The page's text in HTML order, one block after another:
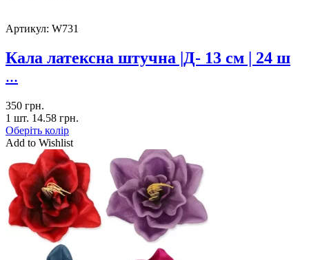
Артикул: W731
Кала латексна штучна |Д- 13 см | 24 ш
...
350 грн.
1 шт. 14.58 грн.
Оберіть колір
Add to Wishlist